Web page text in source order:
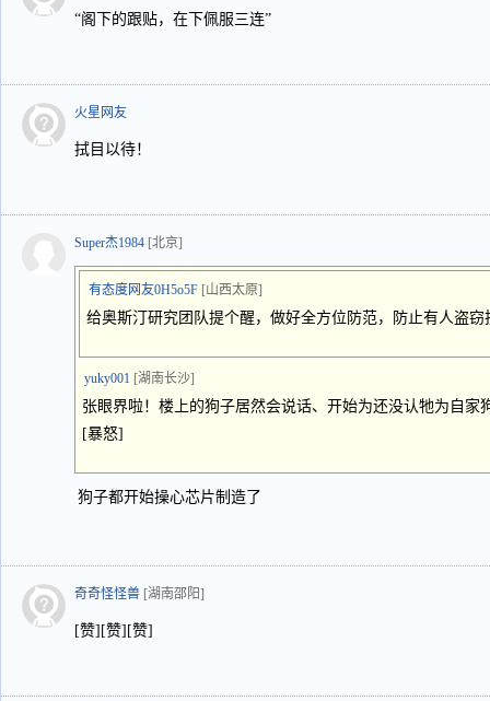
“阁下的跟贴，在下佩服三连”
火星网友
拭目以待！
Super杰1984 [北京]
有态度网友0H5o5F [山西太原]
给奥斯汀研究团队提个醒，做好全方位防范，防止有人盗
yuky001 [湖南长沙]
张眼界啦！楼上的狗子居然会说话、开始为还没认牠为自
[暴怒]
狗子都开始操心芯片制造了
奇奇怪怪兽 [湖南邵阳]
[赞][赞][赞]